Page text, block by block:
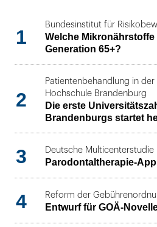
1
Bundesinstitut für
Welche
Generation 65+?
2
Patientenbehandlung in
Hochschule Brandenburg
Die erste
Brandenburgs startet
3 Deutsche Multicenterstudie
Parodontaltherapie-
4 Reform der
Entwurf für GOÄ-